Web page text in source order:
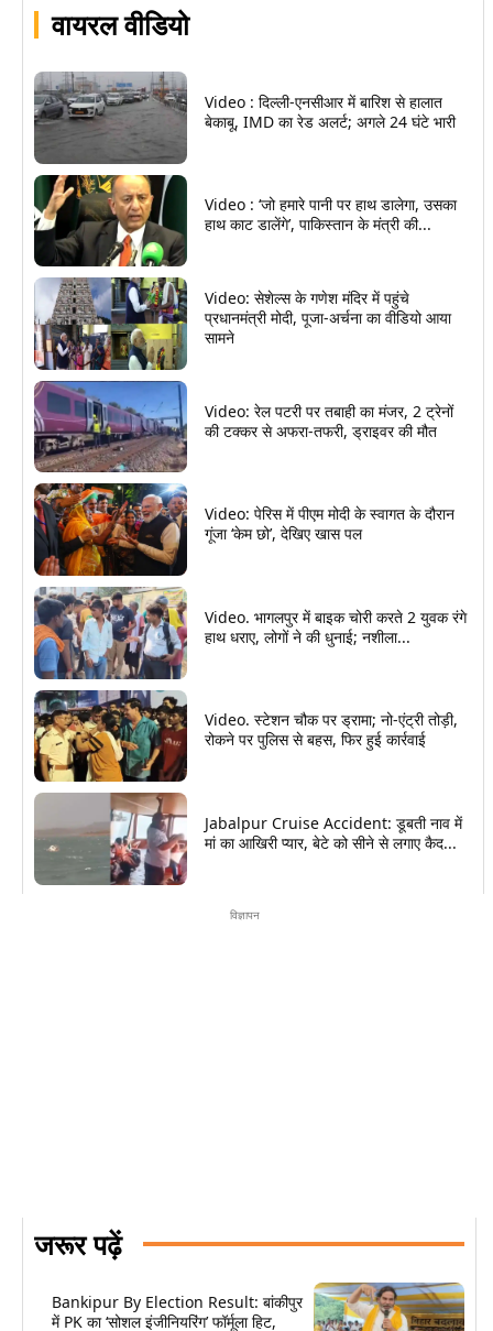
वायरल वीडियो
Video : दिल्ली-एनसीआर में बारिश से हालात
बेकाबू, IMD का रेड अलर्ट; अगले 24 घंटे भारी
Video : ‘जो हमारे पानी पर हाथ डालेगा, उसका
हाथ काट डालेंगे’, पाकिस्तान के मंत्री की...
Video: सेशेल्स के गणेश मंदिर में पहुंचे
प्रधानमंत्री मोदी, पूजा-अर्चना का वीडियो आया
सामने
Video: रेल पटरी पर तबाही का मंजर, 2 ट्रेनों
की टक्कर से अफरा-तफरी, ड्राइवर की मौत
Video: पेरिस में पीएम मोदी के स्वागत के दौरान
गूंजा ‘केम छो’, देखिए खास पल
Video. भागलपुर में बाइक चोरी करते 2 युवक रंगे
हाथ धराए, लोगों ने की धुनाई; नशीला...
Video. स्टेशन चौक पर ड्रामा; नो-एंट्री तोड़ी,
रोकने पर पुलिस से बहस, फिर हुई कार्रवाई
Jabalpur Cruise Accident: डूबती नाव में
मां का आखिरी प्यार, बेटे को सीने से लगाए कैद...
विज्ञापन
जरूर पढ़ें
Bankipur By Election Result: बांकीपुर
में PK का ‘सोशल इंजीनियरिंग’ फॉर्मूला हिट,